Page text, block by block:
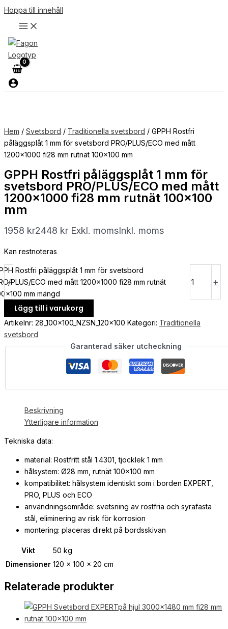
Hoppa till innehåll
Hem / Svetsbord / Traditionella svetsbord / GPPH Rostfri
påläggsplåt 1 mm för svetsbord PRO/PLUS/ECO med mått
1200×1000 fi28 mm rutnät 100×100 mm
GPPH Rostfri påläggsplåt 1 mm för
svetsbord PRO/PLUS/ECO med mått
1200×1000 fi28 mm rutnät 100×100
mm
1958 kr2448 kr Exkl. momsInkl. moms
Kan restnoteras
-
Rostfri påläggsplåt 1 mm för svetsbord
PLUS/ECO med mått 1200x1000 fi28 mm rutnät
mm mängd
+
Lägg till i varukorg
Artikelnr: 28_100x100_NZSN_120x100 Kategori: Traditionella
svetsbord
Garanterad säker utcheckning
Beskrivning
Ytterligare information
Tekniska data:
material: Rostfritt stål 1.4301, tjocklek 1 mm
hålsystem: Ø28 mm, rutnät 100×100 mm
kompatibilitet: hålsystem identiskt som i borden EXPERT,
PRO, PLUS och ECO
användningsområde: svetsning av rostfria och syrafasta
stål, eliminering av risk för korrosion
montering: placeras direkt på bordsskivan
Vikt
50 kg
Dimensioner 120 × 100 × 20 cm
Relaterade produkter